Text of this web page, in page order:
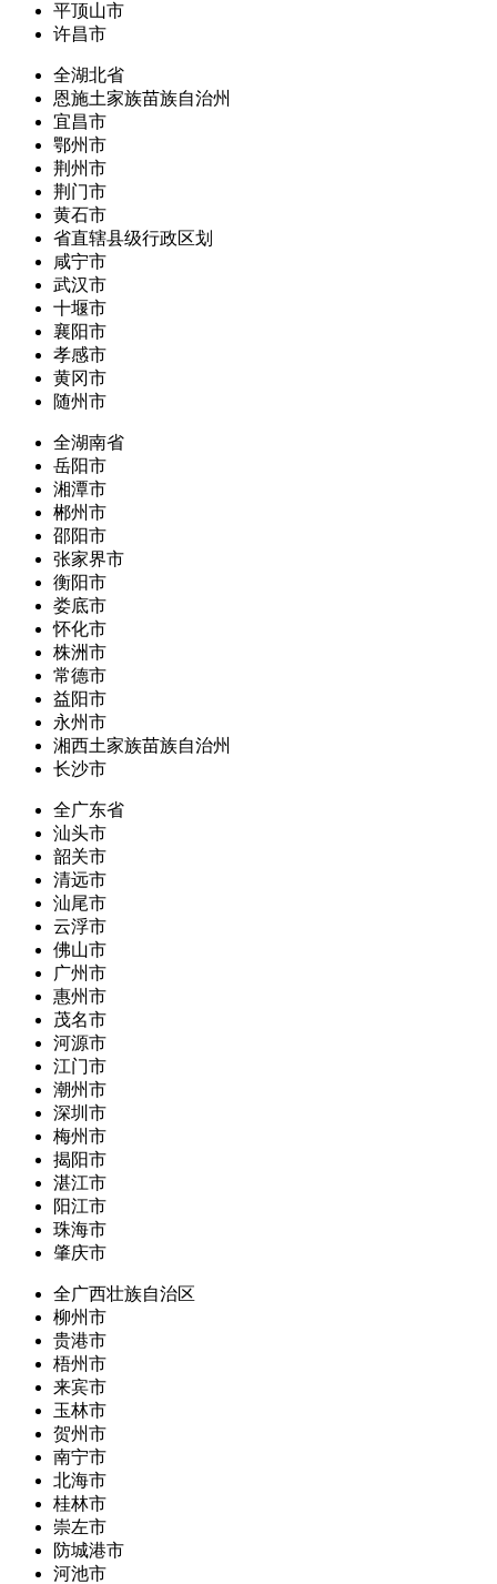
平顶山市
许昌市
全湖北省
恩施土家族苗族自治州
宜昌市
鄂州市
荆州市
荆门市
黄石市
省直辖县级行政区划
咸宁市
武汉市
十堰市
襄阳市
孝感市
黄冈市
随州市
全湖南省
岳阳市
湘潭市
郴州市
邵阳市
张家界市
衡阳市
娄底市
怀化市
株洲市
常德市
益阳市
永州市
湘西土家族苗族自治州
长沙市
全广东省
汕头市
韶关市
清远市
汕尾市
云浮市
佛山市
广州市
惠州市
茂名市
河源市
江门市
潮州市
深圳市
梅州市
揭阳市
湛江市
阳江市
珠海市
肇庆市
全广西壮族自治区
柳州市
贵港市
梧州市
来宾市
玉林市
贺州市
南宁市
北海市
桂林市
崇左市
防城港市
河池市